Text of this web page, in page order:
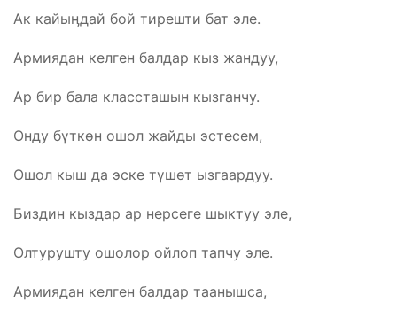
Ак кайыӊдай бой тирешти бат эле.
Армиядан келген балдар кыз жандуу,
Ар бир бала классташын кызганчу.
Онду бүткөн ошол жайды эстесем,
Ошол кыш да эске түшөт ызгаардуу.
Биздин кыздар ар нерсеге шыктуу эле,
Олтурушту ошолор ойлоп тапчу эле.
Армиядан келген балдар таанышса,